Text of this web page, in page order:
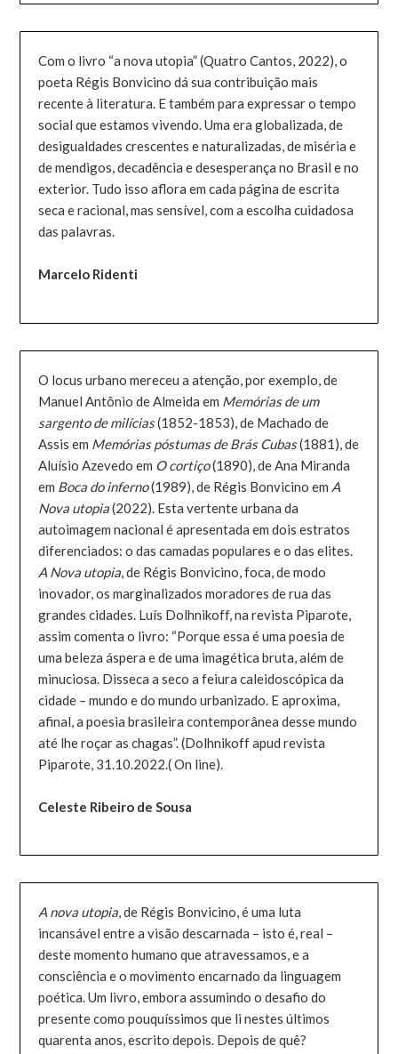
Com o livro “a nova utopia” (Quatro Cantos, 2022), o
poeta Régis Bonvicino dá sua contribuição mais
recente à literatura. E também para expressar o tempo
social que estamos vivendo. Uma era globalizada, de
desigualdades crescentes e naturalizadas, de miséria e
de mendigos, decadência e desesperança no Brasil e no
exterior. Tudo isso aflora em cada página de escrita
seca e racional, mas sensível, com a escolha cuidadosa
das palavras.
Marcelo Ridenti
O locus urbano mereceu a atenção, por exemplo, de
Manuel Antônio de Almeida em Memórias de um
sargento de milícias(1852-1853), de Machado de
Assis em Memórias póstumas de Brás Cubas(1881), de
Aluísio Azevedo em O cortiço(1890), de Ana Miranda
em Boca do inferno(1989), de Régis Bonvicino em A
Nova utopia(2022). Esta vertente urbana da
autoimagem nacional é apresentada em dois estratos
diferenciados: o das camadas populares e o das elites.
A Nova utopia, de Régis Bonvicino, foca, de modo
inovador, os marginalizados moradores de rua das
grandes cidades. Luís Dolhnikoff, na revista Piparote,
assim comenta o livro: “Porque essa é uma poesia de
uma beleza áspera e de uma imagética bruta, além de
minuciosa. Disseca a seco a feiura caleidoscópica da
cidade – mundo e do mundo urbanizado. E aproxima,
afinal, a poesia brasileira contemporânea desse mundo
até lhe roçar as chagas”. (Dolhnikoff apud revista
Piparote, 31.10.2022.( On line).
Celeste Ribeiro de Sousa
A nova utopia, de Régis Bonvicino, é uma luta
incansável entre a visão descarnada – isto é, real –
deste momento humano que atravessamos, e a
consciência e o movimento encarnado da linguagem
poética. Um livro, embora assumindo o desafio do
presente como pouquíssimos que li nestes últimos
quarenta anos, escrito depois. Depois de quê?